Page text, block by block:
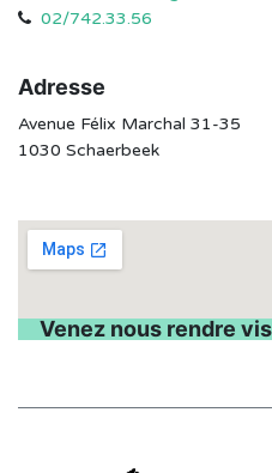
02/742.33.56
Adresse
Avenue Félix Marchal 31-35
1030 Schaerbeek
Venez nous rendre